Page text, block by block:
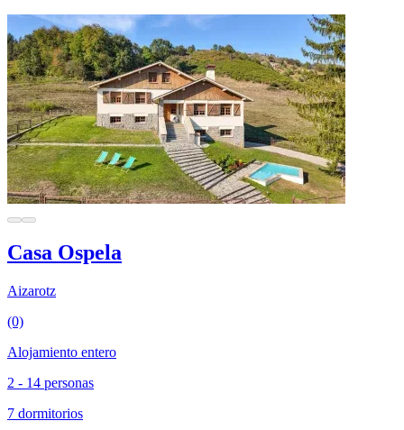
Casa Ospela
Aizarotz
(0)
Alojamiento entero
2 - 14 personas
7 dormitorios